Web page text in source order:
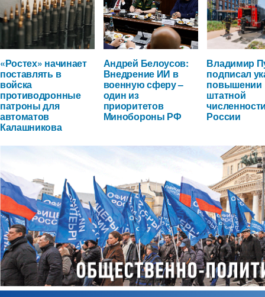
«Ростех» начинает
поставлять в
войска
противодронные
патроны для
автоматов
Калашникова
Андрей Белоусов:
Внедрение ИИ в
военную сферу –
один из
приоритетов
Минобороны РФ
Владимир
подписал
повышении
штатной
России